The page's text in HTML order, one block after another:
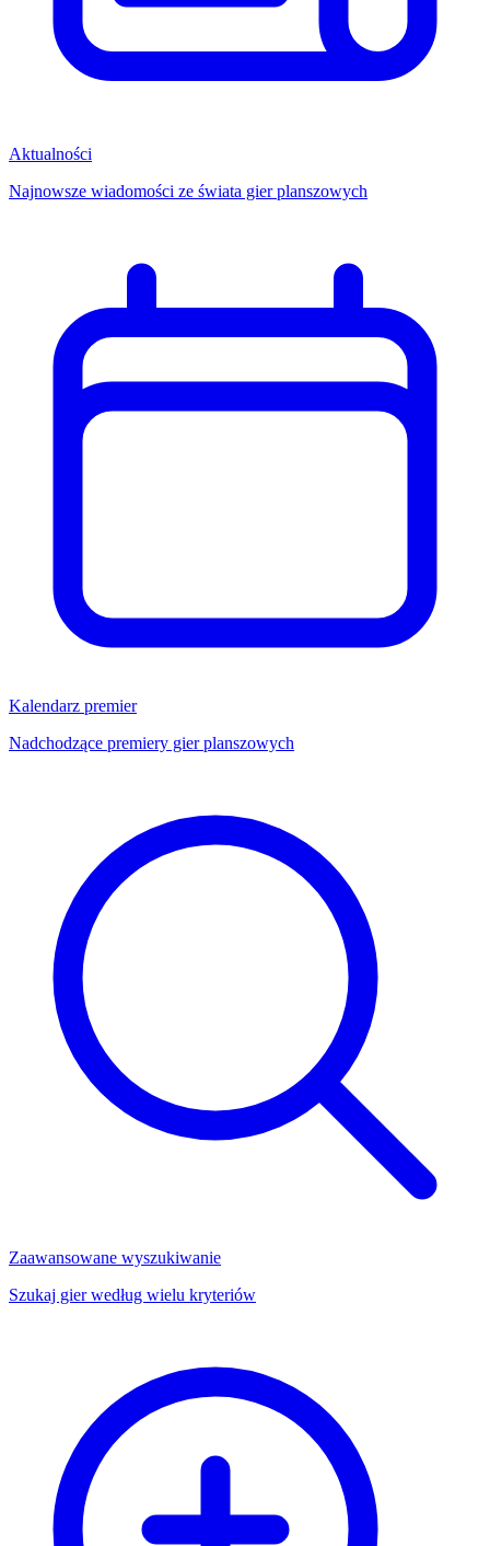
Aktualności
Najnowsze wiadomości ze świata gier planszowych
Kalendarz premier
Nadchodzące premiery gier planszowych
Zaawansowane wyszukiwanie
Szukaj gier według wielu kryteriów